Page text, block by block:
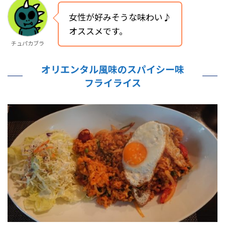
チュパカブラ
女性が好みそうな味わい♪
オススメです。
オリエンタル風味のスパイシー味
フライライス